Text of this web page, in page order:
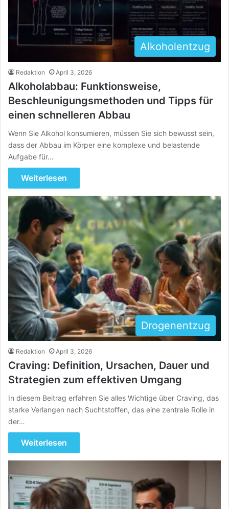
Alkoholentzug
Redaktion April 3, 2026
Alkoholabbau: Funktionsweise,
Beschleunigungsmethoden und Tipps für
einen schnelleren Abbau
Wenn Sie Alkohol konsumieren, müssen Sie sich bewusst sein,
dass der Abbau im Körper eine komplexe und belastende
Aufgabe für…
Weiterlesen
Drogenentzug
Redaktion April 3, 2026
Craving: Definition, Ursachen, Dauer und
Strategien zum effektiven Umgang
In diesem Beitrag erfahren Sie alles Wichtige über Craving, das
starke Verlangen nach Suchtstoffen, das eine zentrale Rolle in
der…
Weiterlesen